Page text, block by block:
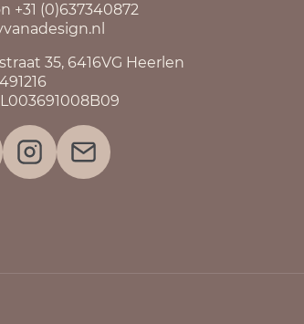
+31 (0)637340872
35, 6416VG Heerlen